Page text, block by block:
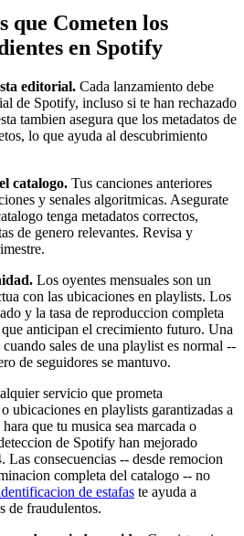
que Cometen los
en Spotify
editorial. Cada lanzamiento debe
de Spotify, incluso si te han rechazado
tambien asegura que los metadatos de
lo que ayuda al descubrimiento
catalogo. Tus canciones anteriores
y senales algoritmicas. Asegurate
tenga metadatos correctos,
de genero relevantes. Revisa y
Los oyentes mensuales son un
con las ubicaciones en playlists. Los
y la tasa de reproduccion completa
anticipan el crecimiento futuro. Una
sales de una playlist es normal --
de seguidores se mantuvo.
servicio que prometa
ubicaciones en playlists garantizadas a
que tu musica sea marcada o
de Spotify han mejorado
Las consecuencias -- desde remocion
completa del catalogo -- no
de estafas te ayuda a
de fraudulentos.